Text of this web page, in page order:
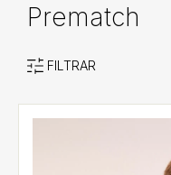
Prematch
FILTRAR